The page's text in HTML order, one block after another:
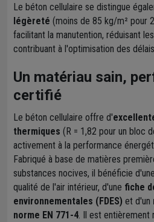
Le béton cellulaire se distingue
légèreté (moins de 85 kg/m² pour
facilitant la manutention, réduisant
contribuant à l'optimisation des
Un matériau sain,
certifié
Le béton cellulaire offre d'
thermiques (R = 1,82 pour un bloc
activement à la performance
Fabriqué à base de matières
substances nocives, il bénéficie d'une
qualité de l'air intérieur, d'une fiche
environnementales (FDES) et d'un
norme EN 771-4. Il est entièrement